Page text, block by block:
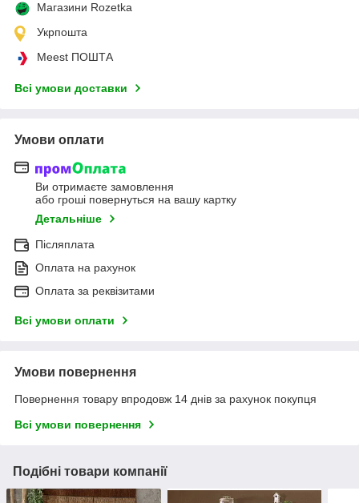
Магазини Rozetka
Укрпошта
Meest ПОШТА
Всі умови доставки
Умови оплати
Ви отримаєте замовлення
або гроші повернуться на вашу картку
Детальніше
Післяплата
Оплата на рахунок
Оплата за реквізитами
Всі умови оплати
Умови повернення
Повернення товару впродовж 14 днів за рахунок покупця
Всі умови повернення
Подібні товари компанії